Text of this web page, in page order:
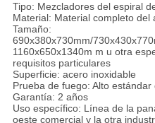
Tipo: Mezcladores del espiral
Material: Material completo del
Tamaño:
690x380x730mm/
1160x650x1340m m u otra
requisitos particulares
Superficie: acero inoxidable
Prueba de fuego: Alto
Garantía: 2 años
Uso específico: Línea de la
oeste comercial y la otra